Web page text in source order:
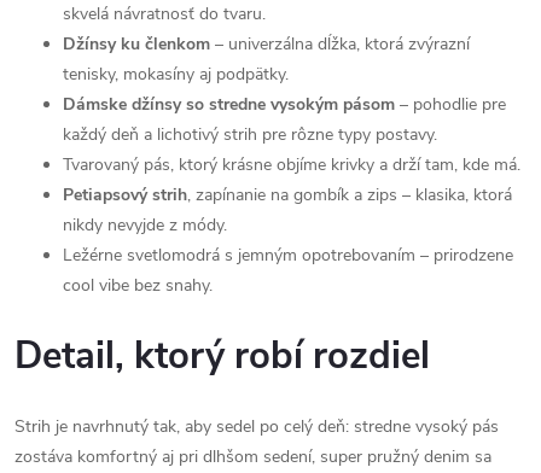
skvelá návratnosť do tvaru.
Džínsy ku členkom – univerzálna dĺžka, ktorá zvýrazní
tenisky, mokasíny aj podpätky.
Dámske džínsy so stredne vysokým pásom – pohodlie pre
každý deň a lichotivý strih pre rôzne typy postavy.
Tvarovaný pás, ktorý krásne objíme krivky a drží tam, kde má.
Petiapsový strih, zapínanie na gombík a zips – klasika, ktorá
nikdy nevyjde z módy.
Ležérne svetlomodrá s jemným opotrebovaním – prirodzene
cool vibe bez snahy.
Detail, ktorý robí rozdiel
Strih je navrhnutý tak, aby sedel po celý deň: stredne vysoký pás
zostáva komfortný aj pri dlhšom sedení, super pružný denim sa